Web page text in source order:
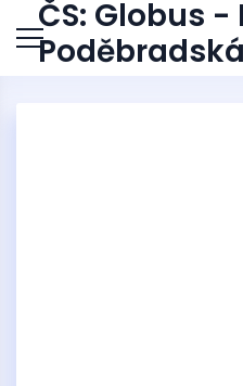
ČS: Globus
Poděbradská